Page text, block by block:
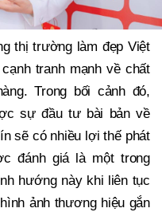
thị trường làm đẹp Việt
tranh mạnh về chất
Trong bối cảnh đó,
sự đầu tư bài bản về
sẽ có nhiều lợi thế phát
đánh giá là một trong
hướng này khi liên tục
ảnh thương hiệu gắn